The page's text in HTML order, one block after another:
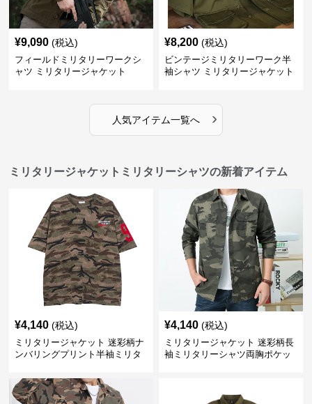
¥9,090 (税込)
フィールドミリタリーワークシ
ャツ ミリタリージャケット
¥8,200 (税込)
ビンテージミリタリーワーク半
袖シャツ ミリタリージャケット
人気アイテム一覧へ ›
ミリタリージャケットミリタリーシャツの新着アイテム
¥4,140 (税込)
ミリタリージャケット 迷彩柄ナ
ンバリングプリント半袖ミリタ
¥4,140 (税込)
ミリタリージャケット 迷彩柄長
袖ミリタリーシャツ両胸ポケッ